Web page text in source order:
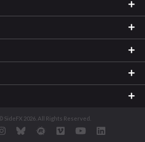
SideFX 2026. All Rights Reserved.